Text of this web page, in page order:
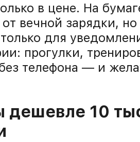
в цене. На
вечной зарядки,
для
прогулки,
телефона — и
10